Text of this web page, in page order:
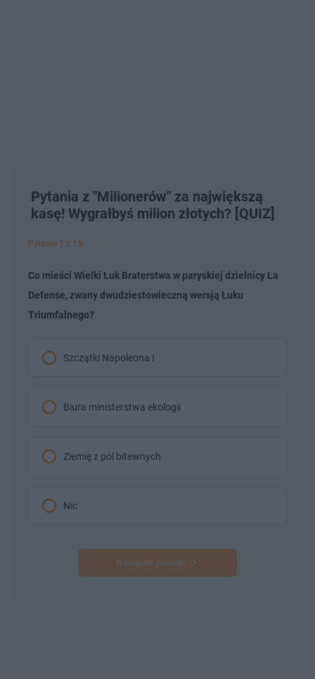
Pytania z "Milionerów" za największą
kasę! Wygrałbyś milion złotych? [QUIZ]
Pytanie 1 z 15
Co mieści Wielki Łuk Braterstwa w paryskiej dzielnicy La
Defense, zwany dwudziestowieczną wersją Łuku
Triumfalnego?
Szczątki Napoleona I
Biura ministerstwa ekologii
Ziemię z pól bitewnych
Nic
Następne pytanie